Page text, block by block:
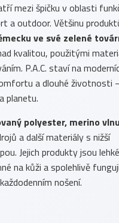
mezi špičku v oblasti
a outdoor. Většinu
ve své zelené
kvalitou, použitými
P.A.C. staví na
a dlouhé životnosti
planetu.
polyester, merino vlnu
a další materiály s nižší
Jejich produkty jsou
na kůži a spolehlivě
nošení.